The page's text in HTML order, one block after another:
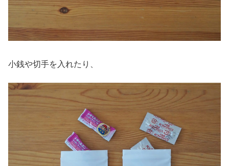
小銭や切手を入れたり、